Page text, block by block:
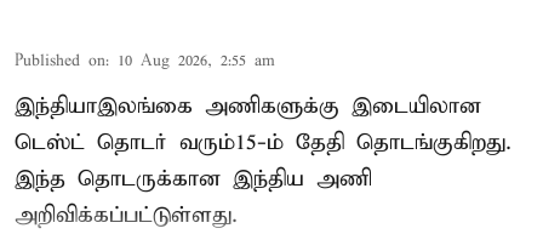
Published on: 10 Aug 2026, 2:55 am
இந்தியா–இலங்கை அணிகளுக்கு இடையிலான
டெஸ்ட் தொடர் வரும்15-ம் தேதி தொடங்குகிறது.
இந்த தொடருக்கான இந்திய அணி
அறிவிக்கப்பட்டுள்ளது.